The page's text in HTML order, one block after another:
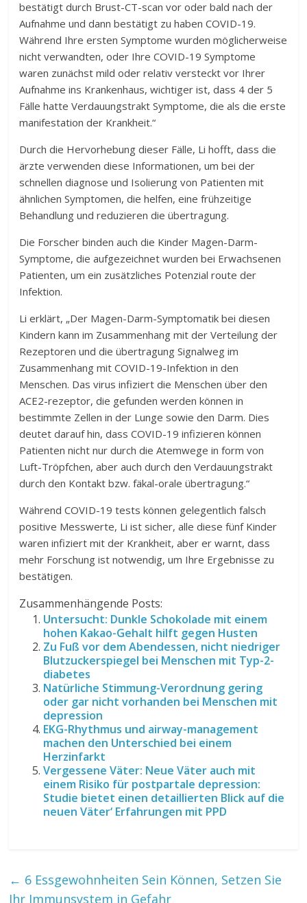
bestätigt durch Brust-CT-scan vor oder bald nach der
Aufnahme und dann bestätigt zu haben COVID-19.
Während Ihre ersten Symptome wurden möglicherweise
nicht verwandten, oder Ihre COVID-19 Symptome
waren zunächst mild oder relativ versteckt vor Ihrer
Aufnahme ins Krankenhaus, wichtiger ist, dass 4 der 5
Fälle hatte Verdauungstrakt Symptome, die als die erste
manifestation der Krankheit.“
Durch die Hervorhebung dieser Fälle, Li hofft, dass die
ärzte verwenden diese Informationen, um bei der
schnellen diagnose und Isolierung von Patienten mit
ähnlichen Symptomen, die helfen, eine frühzeitige
Behandlung und reduzieren die übertragung.
Die Forscher binden auch die Kinder Magen-Darm-
Symptome, die aufgezeichnet wurden bei Erwachsenen
Patienten, um ein zusätzliches Potenzial route der
Infektion.
Li erklärt, „Der Magen-Darm-Symptomatik bei diesen
Kindern kann im Zusammenhang mit der Verteilung der
Rezeptoren und die übertragung Signalweg im
Zusammenhang mit COVID-19-Infektion in den
Menschen. Das virus infiziert die Menschen über den
ACE2-rezeptor, die gefunden werden können in
bestimmte Zellen in der Lunge sowie den Darm. Dies
deutet darauf hin, dass COVID-19 infizieren können
Patienten nicht nur durch die Atemwege in form von
Luft-Tröpfchen, aber auch durch den Verdauungstrakt
durch den Kontakt bzw. fäkal-orale übertragung.“
Während COVID-19 tests können gelegentlich falsch
positive Messwerte, Li ist sicher, alle diese fünf Kinder
waren infiziert mit der Krankheit, aber er warnt, dass
mehr Forschung ist notwendig, um Ihre Ergebnisse zu
bestätigen.
Zusammenhängende Posts:
Untersucht: Dunkle Schokolade mit einem
hohen Kakao-Gehalt hilft gegen Husten
Zu Fuß vor dem Abendessen, nicht niedriger
Blutzuckerspiegel bei Menschen mit Typ-2-
diabetes
Natürliche Stimmung-Verordnung gering
oder gar nicht vorhanden bei Menschen mit
depression
EKG-Rhythmus und airway-management
machen den Unterschied bei einem
Herzinfarkt
Vergessene Väter: Neue Väter auch mit
einem Risiko für postpartale depression:
Studie bietet einen detaillierten Blick auf die
neuen Väter‘ Erfahrungen mit PPD
← 6 Essgewohnheiten Sein Können, Setzen Sie
Ihr Immunsystem in Gefahr